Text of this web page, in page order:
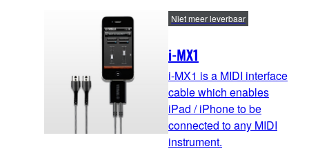
i-MX1
Niet meer leverbaar
i-MX1 is a MIDI interface
cable which enables
iPad / iPhone to be
connected to any MIDI
instrument.